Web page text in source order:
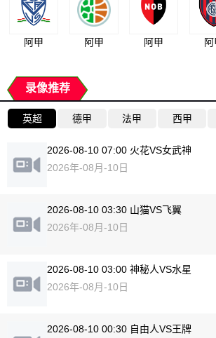
阿甲 阿甲 阿甲
录像推荐
英超 德甲 法甲 西甲
2026-08-10 07:00 火花VS女武神
2026年-08月-10日
2026-08-10 03:30 山猫VS飞翼
2026年-08月-10日
2026-08-10 03:00 神秘人VS水星
2026年-08月-10日
2026-08-10 00:30 自由人VS王牌